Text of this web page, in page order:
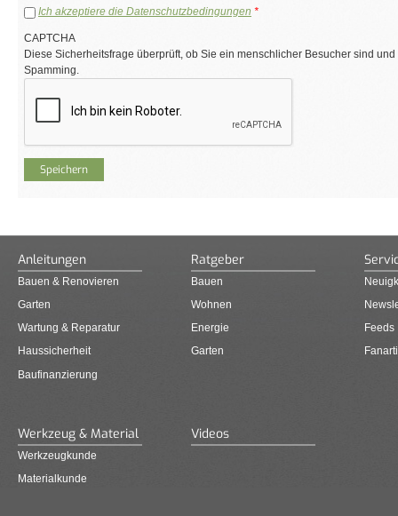
Ich akzeptiere die Datenschutzbedingungen *
CAPTCHA
Diese Sicherheitsfrage überprüft, ob Sie ein menschlicher Besucher sind
Spamming.
Anleitungen
Bauen & Renovieren
Garten
Wartung & Reparatur
Haussicherheit
Baufinanzierung
Ratgeber
Bauen
Wohnen
Energie
Garten
Feeds
Werkzeug & Material
Werkzeugkunde
Materialkunde
Videos